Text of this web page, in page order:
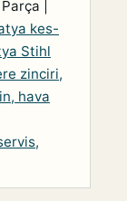
|
kes-
Stihl
zinciri,
hava